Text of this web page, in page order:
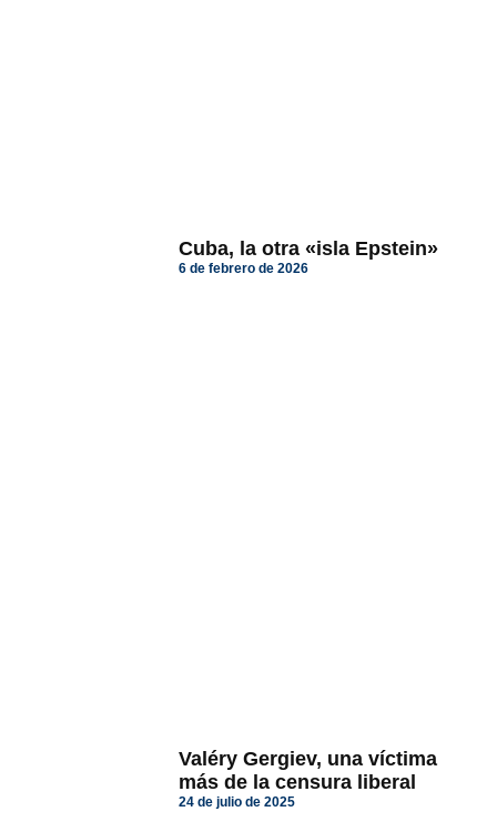
Cuba, la otra «isla Epstein»
6 de febrero de 2026
Valéry Gergiev, una víctima
más de la censura liberal
24 de julio de 2025